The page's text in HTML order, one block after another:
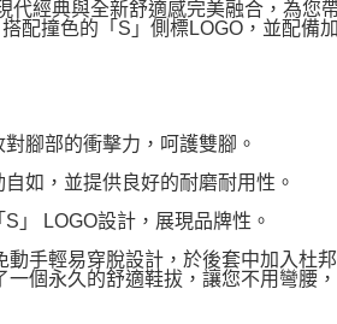
代經典與全新舒適感完美融合，為您
配撞色的「S」側標LOGO，並配備
腳部的衝擊力，呵護雙腳。
如，並提供良好的耐磨耐用性。
」 LOGO設計，展現品牌性。
手輕易穿脫設計，於後套中加入杜
一個永久的舒適鞋拔，讓您不用彎腰